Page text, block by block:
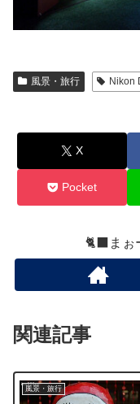
風景・旅行 Nikon
X
Pocket
🐈‍⬛ま
関連記事
風景・旅行